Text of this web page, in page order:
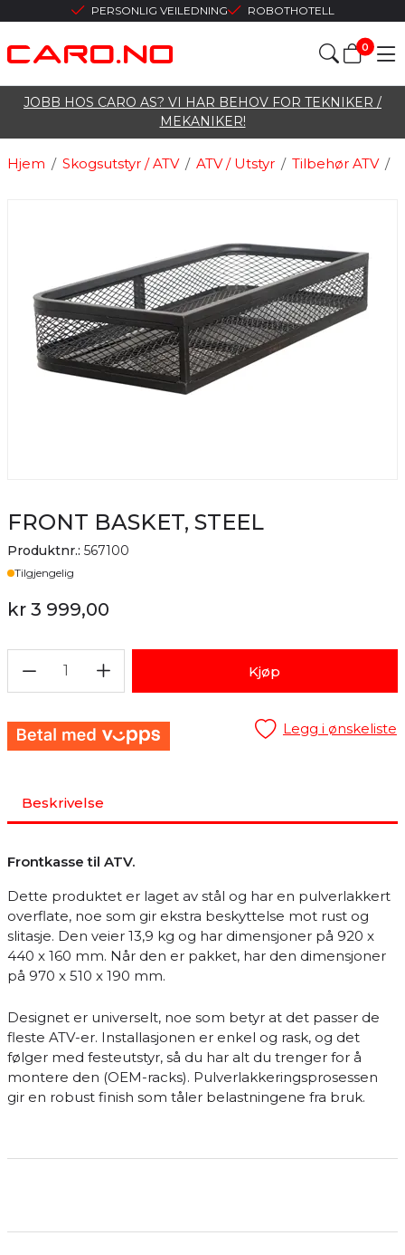
PERSONLIG VEILEDNING ROBOTHOTELL
0
JOBB HOS CARO AS? VI HAR BEHOV FOR TEKNIKER /
MEKANIKER!
/
Hjem /
Skogsutstyr / ATV /
ATV / Utstyr /
Tilbehør ATV
FRONT BASKET, STEEL
Produktnr.: 567100
Lager
Tilgjengelig
kr 3 999,00
1 Kjøp
Legg i ønskeliste
Beskrivelse
Frontkasse til ATV.
Dette produktet er laget av stål og har en pulverlakkert
overflate, noe som gir ekstra beskyttelse mot rust og
slitasje. Den veier 13,9 kg og har dimensjoner på 920 x
440 x 160 mm. Når den er pakket, har den dimensjoner
på 970 x 510 x 190 mm.
Designet er universelt, noe som betyr at det passer de
fleste ATV-er. Installasjonen er enkel og rask, og det
følger med festeutstyr, så du har alt du trenger for å
montere den (OEM-racks). Pulverlakkeringsprosessen
gir en robust finish som tåler belastningene fra bruk.